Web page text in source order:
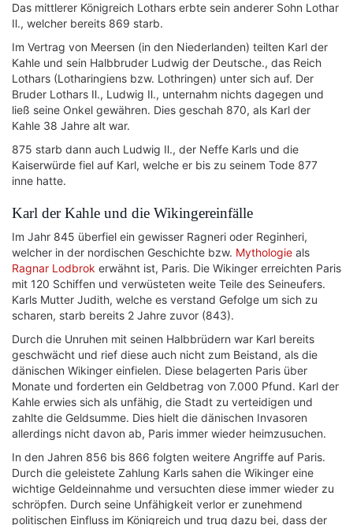
Das mittlerer Königreich Lothars erbte sein anderer Sohn Lothar
Ⅱ., welcher bereits 869 starb.
Im Vertrag von Meersen (in den Niederlanden) teilten Karl der
Kahle und sein Halbbruder Ludwig der Deutsche., das Reich
Lothars (Lotharingiens bzw. Lothringen) unter sich auf. Der
Bruder Lothars Ⅱ., Ludwig Ⅱ., unternahm nichts dagegen und
ließ seine Onkel gewähren. Dies geschah 870, als Karl der
Kahle 38 Jahre alt war.
875 starb dann auch Ludwig Ⅱ., der Neffe Karls und die
Kaiserwürde fiel auf Karl, welche er bis zu seinem Tode 877
inne hatte.
Karl der Kahle und die Wikingereinfälle
Im Jahr 845 überfiel ein gewisser Ragneri oder Reginheri,
welcher in der nordischen Geschichte bzw. Mythologie als
Ragnar Lodbrok erwähnt ist, Paris. Die Wikinger erreichten Paris
mit 120 Schiffen und verwüsteten weite Teile des Seineufers.
Karls Mutter Judith, welche es verstand Gefolge um sich zu
scharen, starb bereits 2 Jahre zuvor (843).
Durch die Unruhen mit seinen Halbbrüdern war Karl bereits
geschwächt und rief diese auch nicht zum Beistand, als die
dänischen Wikinger einfielen. Diese belagerten Paris über
Monate und forderten ein Geldbetrag von 7.000 Pfund. Karl der
Kahle erwies sich als unfähig, die Stadt zu verteidigen und
zahlte die Geldsumme. Dies hielt die dänischen Invasoren
allerdings nicht davon ab, Paris immer wieder heimzusuchen.
In den Jahren 856 bis 866 folgten weitere Angriffe auf Paris.
Durch die geleistete Zahlung Karls sahen die Wikinger eine
wichtige Geldeinnahme und versuchten diese immer wieder zu
schröpfen. Durch seine Unfähigkeit verlor er zunehmend
politischen Einfluss im Königreich und trug dazu bei, dass der